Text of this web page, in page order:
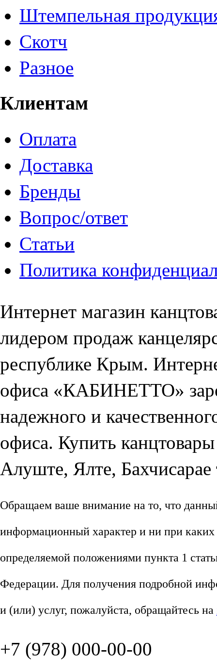
Штемпельная
Скотч
Разное
Клиентам
Оплата
Доставка
Бренды
Вопрос/ответ
Статьи
Политика
Интернет магазин
лидером продаж
республике Крым.
офиса «КАБИНЕТТО»
надежного и
офиса. Купить
Алуште, Ялте, Бахчисарае
Обращаем ваше внимание на то, что
информационный характер и ни при каких
определяемой положениями пункта 1
Федерации. Для получения подробной
и (или) услуг, пожалуйста, обращайтесь на
+7 (978) 000-00-00